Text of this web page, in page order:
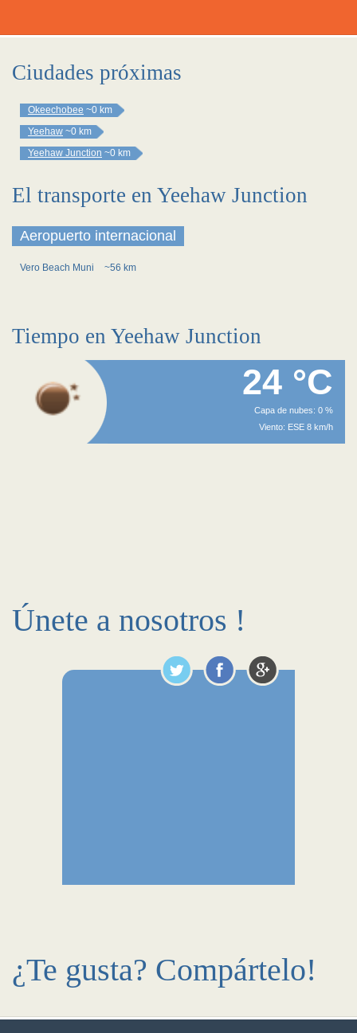
Ciudades próximas
Okeechobee ~0 km
Yeehaw ~0 km
Yeehaw Junction ~0 km
El transporte en Yeehaw Junction
Aeropuerto internacional
Vero Beach Muni ~56 km
Tiempo en Yeehaw Junction
24 °C
Capa de nubes: 0 %
Viento: ESE 8 km/h
Únete a nosotros !
¿Te gusta? Compártelo!